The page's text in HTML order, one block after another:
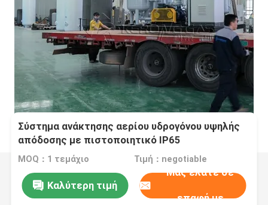
Σύστημα ανάκτησης αερίου υδρογόνου υψηλής
απόδοσης με πιστοποιητικό IP65
MOQ：1 τεμάχιο Τιμή：negotiable
Καλύτερη τιμή
Μας ελάτε σε
επαφή με